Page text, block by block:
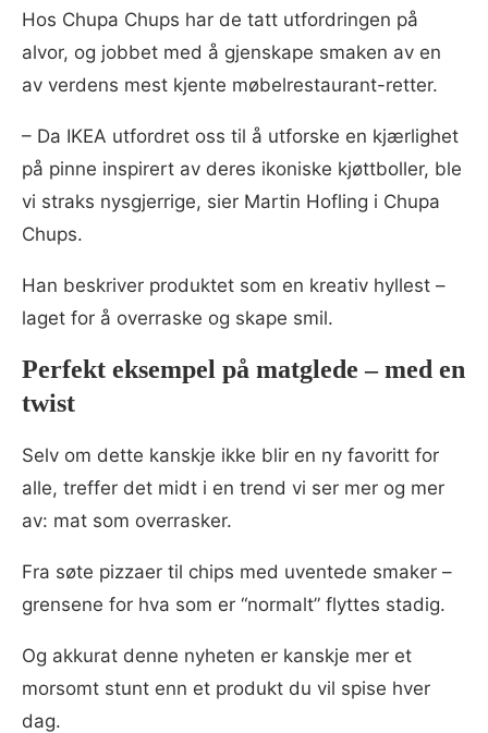
Hos Chupa Chups har de tatt utfordringen på
alvor, og jobbet med å gjenskape smaken av en
av verdens mest kjente møbelrestaurant-retter.
– Da IKEA utfordret oss til å utforske en kjærlighet
på pinne inspirert av deres ikoniske kjøttboller, ble
vi straks nysgjerrige, sier Martin Hofling i Chupa
Chups.
Han beskriver produktet som en kreativ hyllest –
laget for å overraske og skape smil.
Perfekt eksempel på matglede – med en
twist
Selv om dette kanskje ikke blir en ny favoritt for
alle, treffer det midt i en trend vi ser mer og mer
av: mat som overrasker.
Fra søte pizzaer til chips med uventede smaker –
grensene for hva som er “normalt” flyttes stadig.
Og akkurat denne nyheten er kanskje mer et
morsomt stunt enn et produkt du vil spise hver
dag.